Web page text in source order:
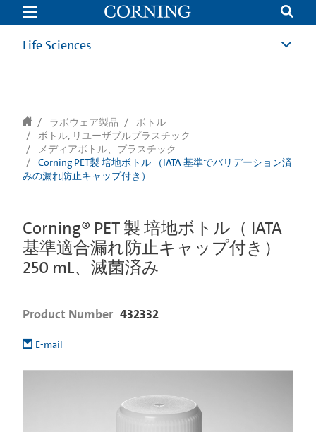
text.skipToContent
text.skipToNavigation
Life Sciences
ラボウェア製品
ボトル
ボトル, リユーザブルプラスチック
メディアボトル、プラスチック
Corning PET製 培地ボトル （IATA 基準でバリデーション済
みの漏れ防止キャップ付き）
Corning® PET 製 培地ボトル（ IATA
基準適合漏れ防止キャップ付き）
250 mL、滅菌済み
Product Number 432332
E-mail